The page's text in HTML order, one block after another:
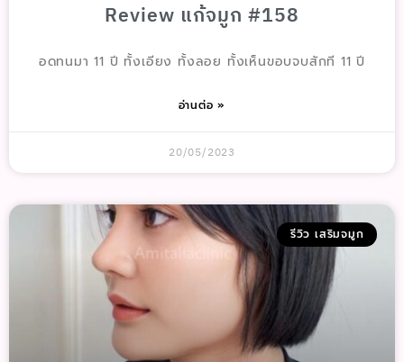
Review แก้จมูก #158
อดทนมา 11 ปี ทั้งเอียง ทั้งลอย ทั้งเห็นขอบจบสักที 11 ปี
อ่านต่อ »
20/05/2023
รีวิว เสริมจมูก